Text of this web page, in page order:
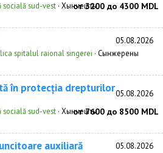
sud-vest · Хынчешты
от 3200 до 4300 MDL
05.08.2026
spitalul raional singerei · Сынжерены
în protecția drepturilor05.08.2026
sud-vest · Хынчешты
от 7600 до 8500 MDL
auxiliară 05.08.2026